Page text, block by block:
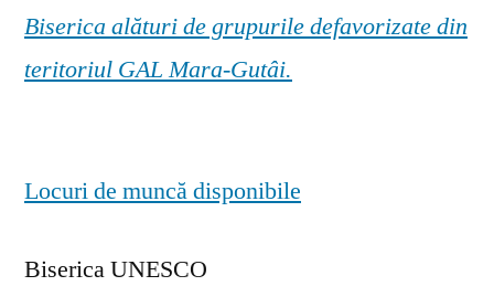
Biserica alături de grupurile defavorizate din
teritoriul GAL Mara-Gutâi.
Locuri de muncă disponibile
Biserica UNESCO